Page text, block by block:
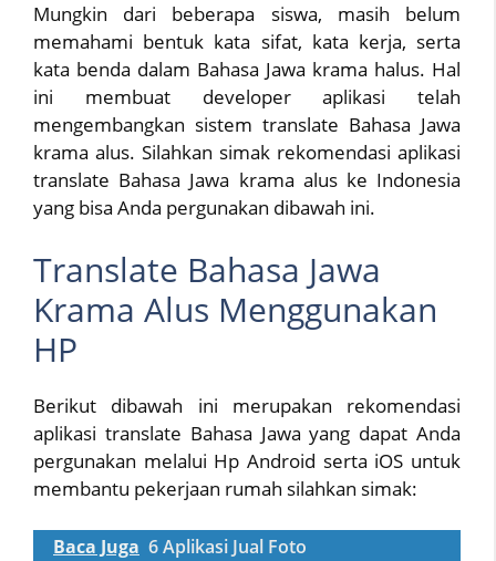
Mungkin dari beberapa siswa, masih belum
memahami bentuk kata sifat, kata kerja, serta
kata benda dalam Bahasa Jawa krama halus. Hal
ini membuat developer aplikasi telah
mengembangkan sistem translate Bahasa Jawa
krama alus. Silahkan simak rekomendasi aplikasi
translate Bahasa Jawa krama alus ke Indonesia
yang bisa Anda pergunakan dibawah ini.
Translate Bahasa Jawa
Krama Alus Menggunakan
HP
Berikut dibawah ini merupakan rekomendasi
aplikasi translate Bahasa Jawa yang dapat Anda
pergunakan melalui Hp Android serta iOS untuk
membantu pekerjaan rumah silahkan simak:
Baca Juga 6 Aplikasi Jual Foto